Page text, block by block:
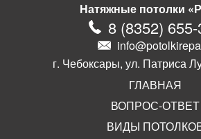
Натяжные потолки
8 (8352)
г. Чебоксары, ул. Патриса
ГЛАВНАЯ
ВОПРОС-ОТВЕТ
ВИДЫ